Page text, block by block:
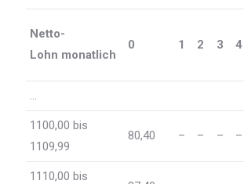
Netto-
Lohn monatlich
0 1 2 3 4
…
1100,00 bis
1109,99
80,40 – – – –
1110,00 bis